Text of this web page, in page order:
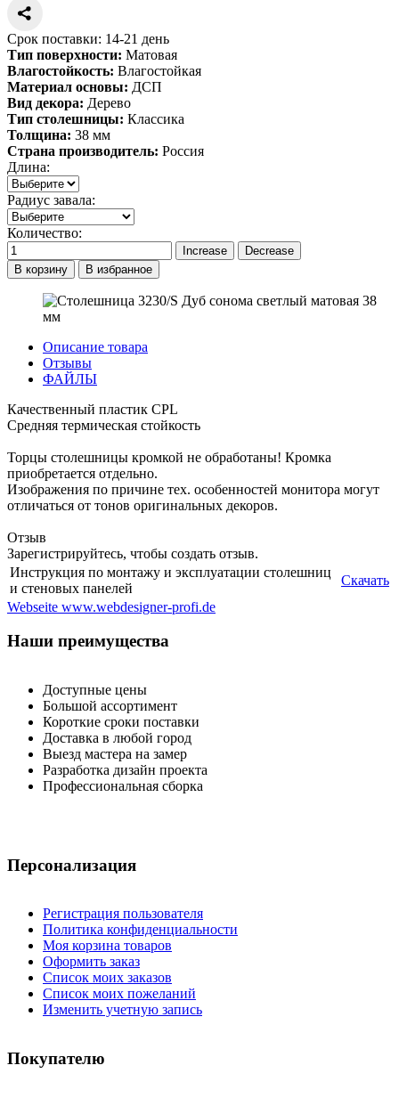
Срок поставки: 14-21 день
Тип поверхности: Матовая
Влагостойкость: Влагостойкая
Материал основы: ДСП
Вид декора: Дерево
Тип столешницы: Классика
Толщина: 38 мм
Страна производитель: Россия
Длина:
Радиус завала:
Количество:
В корзину В избранное
Описание товара
Отзывы
ФАЙЛЫ
Качественный пластик CPL
Средняя термическая стойкость
Торцы столешницы кромкой не обработаны! Кромка
приобретается отдельно.
Изображения по причине тех. особенностей монитора могут
отличаться от тонов оригинальных декоров.
Отзыв
Зарегистрируйтесь, чтобы создать отзыв.
Инструкция по монтажу и эксплуатации столешниц
и стеновых панелей
Скачать
Webseite www.webdesigner-profi.de
Наши преимущества
Доступные цены
Большой ассортимент
Короткие сроки поставки
Доставка в любой город
Выезд мастера на замер
Разработка дизайн проекта
Профессиональная сборка
Персонализация
Регистрация пользователя
Политика конфиденциальности
Моя корзина товаров
Оформить заказ
Список моих заказов
Список моих пожеланий
Изменить учетную запись
Покупателю